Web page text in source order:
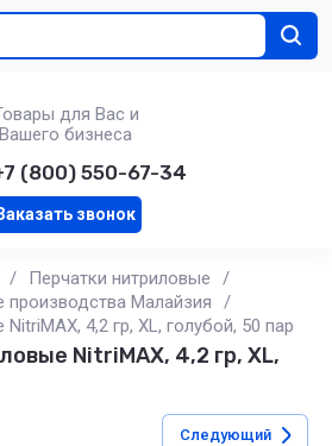
для Вас и
Вашего бизнеса
(800) 550-67-34
звонок
/ Перчатки нитриловые
/
производства Малайзия
/
4,2 гр, XL, голубой, 50 пар
NitriMAX, 4,2 гр, XL,
Следующий